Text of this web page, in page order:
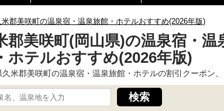
米郡美咲町の温泉宿・温泉旅館・ホテルおすすめ(2026年版)
郡美咲町(岡山県)の温泉宿・温
ホテルおすすめ(2026年版)
久米郡美咲町の温泉宿・温泉旅館・ホテルの割引クーポン